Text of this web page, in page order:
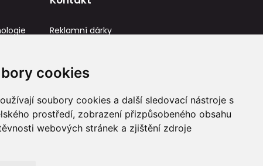
cookies
soubory cookies a další sledovací nástroje s
prostředí, zobrazení přizpůsobeného obsahu
webových stránek a zjištění zdroje
Reklamní dárky
+420 736 787 715